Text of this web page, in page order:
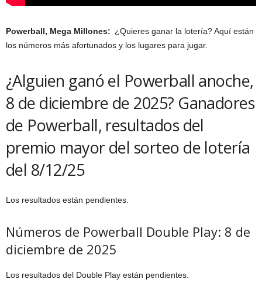
Powerball, Mega Millones: ¿Quieres ganar la lotería? Aquí están
los números más afortunados y los lugares para jugar.
¿Alguien ganó el Powerball anoche,
8 de diciembre de 2025? Ganadores
de Powerball, resultados del
premio mayor del sorteo de lotería
del 8/12/25
Los resultados están pendientes.
Números de Powerball Double Play: 8 de
diciembre de 2025
Los resultados del Double Play están pendientes.